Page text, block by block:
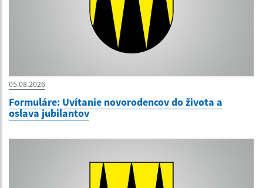
05.08.2026
Formuláre: Uvítanie novorodencov do života a
oslava jubilantov